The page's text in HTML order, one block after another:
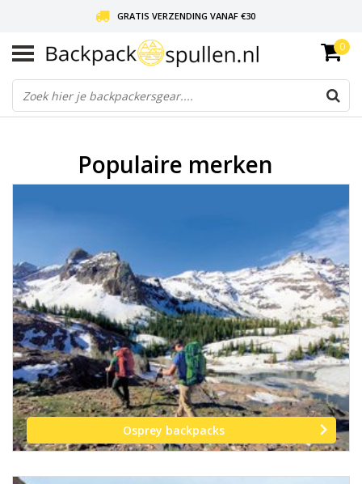
GRATIS VERZENDING VANAF €30
LIEFDE VOOR BACKPACKEN!
30 DAGEN GRATIS RETOUR
0
Populaire merken
Osprey backpacks